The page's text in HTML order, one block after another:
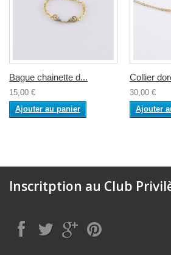
Bague chainette d...
15,00 €
Ajouter au panier
Collier
30,00 €
Ajouter
Inscritption au Club